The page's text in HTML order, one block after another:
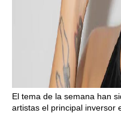
El tema de la semana han
artistas el principal inversor